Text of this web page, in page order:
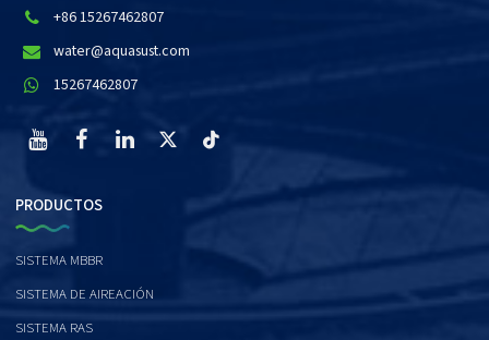
+86 15267462807
water@aquasust.com
15267462807
PRODUCTOS
SISTEMA MBBR
SISTEMA DE AIREACIÓN
SISTEMA RAS